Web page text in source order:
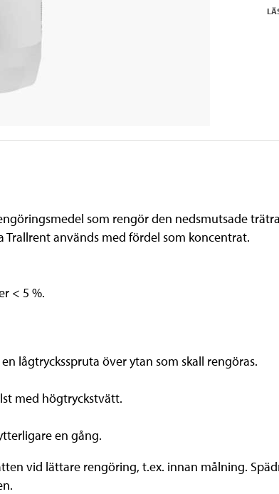
som rengör den nedsmutsade
Trallrent används med fördel som koncentrat.
< 5 %.
lågtrycksspruta över ytan som skall rengöras.
med högtryckstvätt.
en gång.
vid lättare rengöring, t.ex. innan målning.